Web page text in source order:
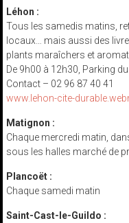
Léhon :
Tous les samedis matins,
locaux… mais aussi des
plants maraîchers et
De 9h00 à 12h30, Parking
Contact – 02 96 87 40 41
www.lehon-cite-
Matignon :
Chaque mercredi matin,
sous les halles marché de
Plancoët :
Chaque samedi matin
Saint-Cast-le-Guildo :